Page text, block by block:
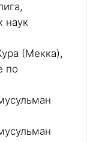
наук
(Мекка),
по